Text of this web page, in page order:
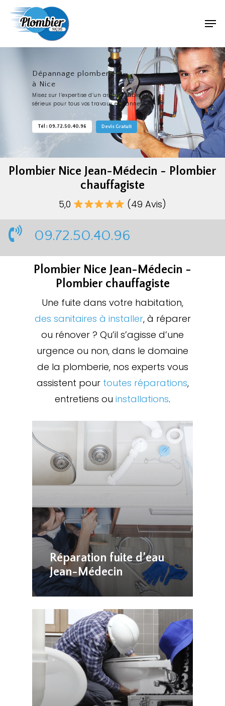
Dépannage plomberie
à Nice
Misez sur l’expertise d’un artisan fiable et
sérieux pour tous vos travaux et pannes.
Tél : 09.72.50.40.96 Devis Gratuit
Plombier Nice Jean-Médecin - Plombier
chauffagiste
5,0 (49 Avis)
09.72.50.40.96
Plombier Nice Jean-Médecin -
Plombier chauffagiste
Une fuite dans votre habitation,
des sanitaires à installer, à réparer
ou rénover ? Qu’il s’agisse d’une
urgence ou non, dans le domaine
de la plomberie, nos experts vous
assistent pour toutes réparations,
entretiens ou installations.
Réparation fuite d’eau
Jean-Médecin